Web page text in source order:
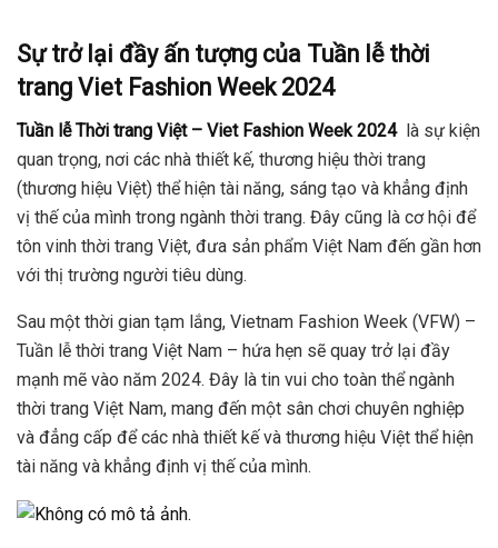
Sự trở lại đầy ấn tượng của Tuần lễ thời
trang Viet Fashion Week 2024
Tuần lễ Thời trang Việt – Viet Fashion Week 2024
là sự kiện
quan trọng, nơi các nhà thiết kế, thương hiệu thời trang
(thương hiệu Việt) thể hiện tài năng, sáng tạo và khẳng định
vị thế của mình trong ngành thời trang. Đây cũng là cơ hội để
tôn vinh thời trang Việt, đưa sản phẩm Việt Nam đến gần hơn
với thị trường người tiêu dùng.
Sau một thời gian tạm lắng, Vietnam Fashion Week (VFW) –
Tuần lễ thời trang Việt Nam – hứa hẹn sẽ quay trở lại đầy
mạnh mẽ vào năm 2024. Đây là tin vui cho toàn thể ngành
thời trang Việt Nam, mang đến một sân chơi chuyên nghiệp
và đẳng cấp để các nhà thiết kế và thương hiệu Việt thể hiện
tài năng và khẳng định vị thế của mình.